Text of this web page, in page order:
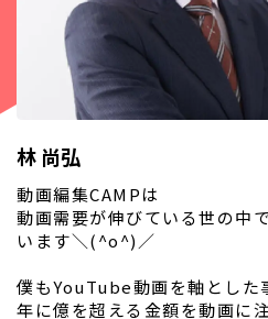
林 尚弘
動画編集CAMPは
動画需要が伸びている世の中
います＼(^o^)／
僕もYouTube動画を軸とした
年に億を超える金額を動画に